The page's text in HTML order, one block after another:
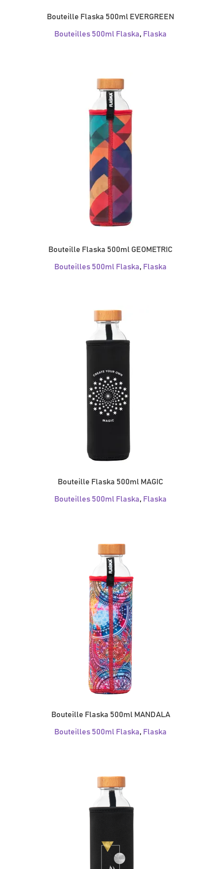
Bouteille Flaska 500ml EVERGREEN
Bouteilles 500ml Flaska, Flaska
Bouteille Flaska 500ml GEOMETRIC
Bouteilles 500ml Flaska, Flaska
Bouteille Flaska 500ml MAGIC
Bouteilles 500ml Flaska, Flaska
Bouteille Flaska 500ml MANDALA
Bouteilles 500ml Flaska, Flaska